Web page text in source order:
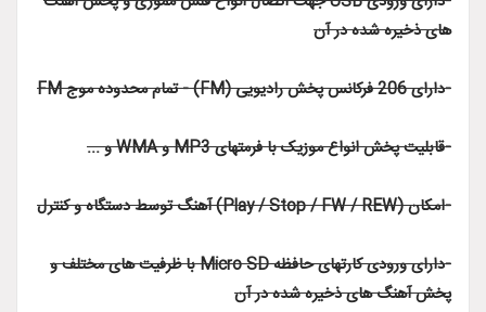
های ذخیره شده در آن
-دارای 206 فرکانس پخش رادیویی (FM) - تمام محدوده موج FM
-قابلیت پخش انواع موزیک با فرمتهای MP3 و WMA و ...
-امکان (Play / Stop / FW / REW) آهنگ توسط دستگاه و کنترل
-دارای ورودی کارتهای حافظه Micro SD با ظرفیت های مختلف و
پخش آهنگ های ذخیره شده در آن